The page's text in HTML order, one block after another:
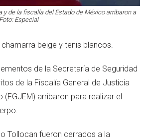
y de la fiscalía del Estado de México arribaron a
Especial
beige y tenis blancos.
de la Secretaría de Seguridad
de la Fiscalía General de Justicia
arribaron para realizar el
Tollocan fueron cerrados a la